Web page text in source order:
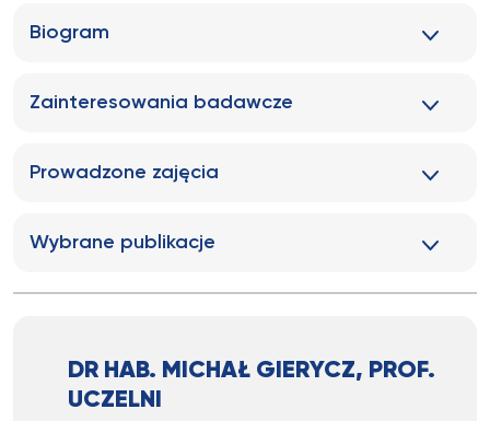
Biogram
Zainteresowania badawcze
Prowadzone zajęcia
Wybrane publikacje
DR HAB. MICHAŁ GIERYCZ, PROF.
UCZELNI